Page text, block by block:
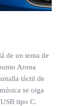
de un tema de
Arona
táctil de
se oiga
tipo C.